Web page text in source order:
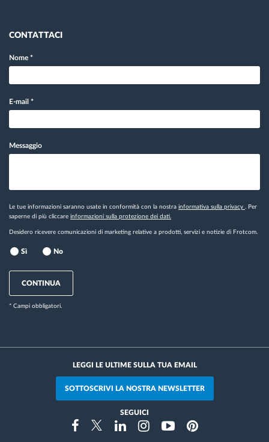
CONTATTACI
Nome *
E-mail *
Messaggio
Le tue informazioni saranno usate in conformità con la nostra informativa sulla privacy . Per
saperne di più cliccare informazioni sulla protezione dei dati.
Desidero ricevere comunicazioni di marketing relative a prodotti, servizi e notizie di Frotcom.
Sì No
CONTINUA
* Campi obbligatori.
LEGGI LE ULTIME SULLA TUA EMAIL
SOTTOSCRIVI LA NOSTRA NEWSLETTER
SEGUICI
FacebookTwitterLinkedinInstragramYoutubePinterest